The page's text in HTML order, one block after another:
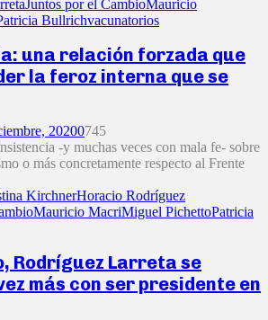
Juntos por el CambioMauricio
Bullrichvacunatorios
una relación forzada que
la feroz interna que se
20200745
-y muchas veces con mala fe- sobre
o más concretamente respecto al Frente
KirchnerHoracio Rodríguez
Mauricio MacriMiguel PichettoPatricia
Rodríguez Larreta se
más con ser presidente en